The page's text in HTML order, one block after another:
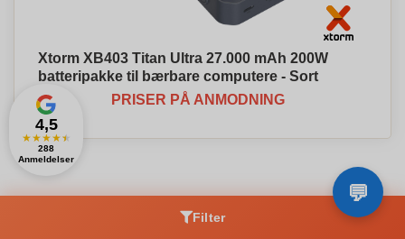
Xtorm XB403 Titan Ultra 27.000 mAh 200W
batteripakke til bærbare computere - Sort
PRISER PÅ ANMODNING
Filter
4,5
★★★★★
288
Anmeldelser